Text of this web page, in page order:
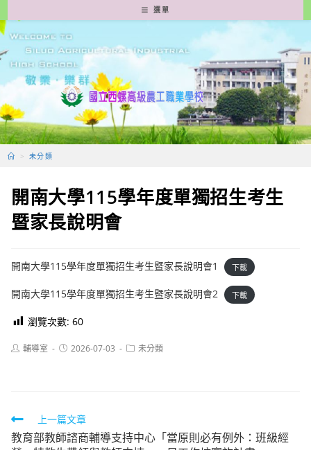
轉
至
要
容
選單
> 未分類
開南大學115學年度單獨招生考生
暨家長說明會
開南大學115學年度單獨招生考生暨家長說明會1 下載
開南大學115學年度單獨招生考生暨家長說明會2 下載
瀏覽次數: 60
Post輔導室
Post2026-07-03
Post未分類
Read
more
上一篇文章
教育部教師諮商輔導支持中心「當原則必有例外：班級經